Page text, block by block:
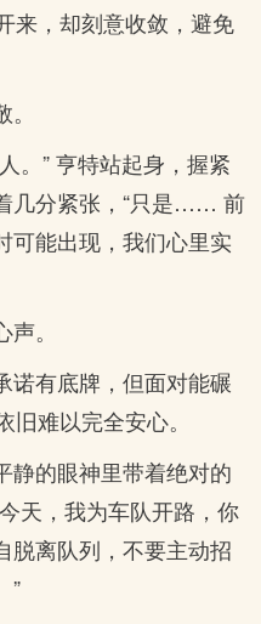
来，却刻意收敛，避免
。” 亨特站起身，握紧
几分紧张，“只是…… 前
可能出现，我们心里实
。
诺有底牌，但面对能碾
难以完全安心。
静的眼神里带着绝对的
天，我为车队开路，你
脱离队列，不要主动招
”